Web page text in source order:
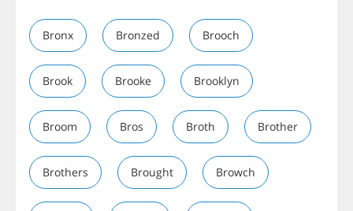
Bronx Bronzed Brooch
Brook Brooke Brooklyn
Broom Bros Broth Brother
Brothers Brought Browch